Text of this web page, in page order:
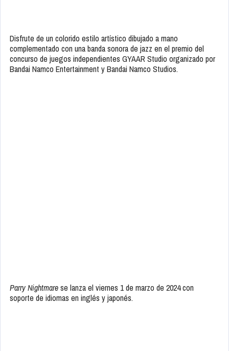
Disfrute de un colorido estilo artístico dibujado a mano
complementado con una banda sonora de jazz en el premio del
concurso de juegos independientes GYAAR Studio organizado por
Bandai Namco Entertainment y Bandai Namco Studios.
Parry Nightmarese lanza el viernes 1 de marzo de 2024 con
soporte de idiomas en inglés y japonés.